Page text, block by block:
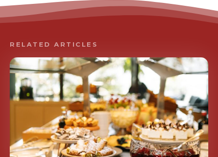
RELATED ARTICLES